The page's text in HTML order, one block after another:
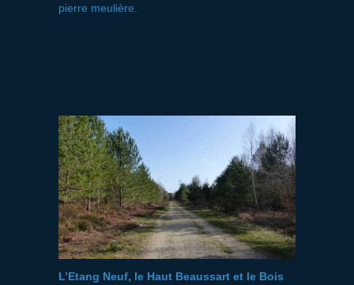
pierre meulière.
L’Etang Neuf, le Haut Beaussart et le Bois